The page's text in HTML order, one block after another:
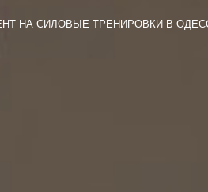
НА СИЛОВЫЕ ТРЕНИРОВКИ В